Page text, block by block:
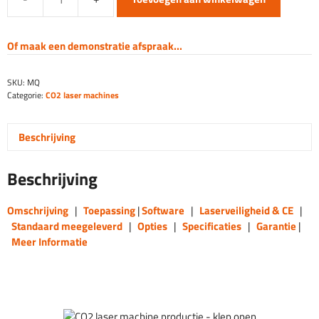
Productie
CO2
&
Of maak een demonstratie afspraak...
SKU: MQ
Categorie: CO2 laser machines
Beschrijving
Beschrijving
Omschrijving | Toepassing|Software | Laserveiligheid & CE |
Standaard meegeleverd | Opties | Specificaties | Garantie|
Meer Informatie